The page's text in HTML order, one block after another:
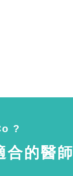
?
合的醫師